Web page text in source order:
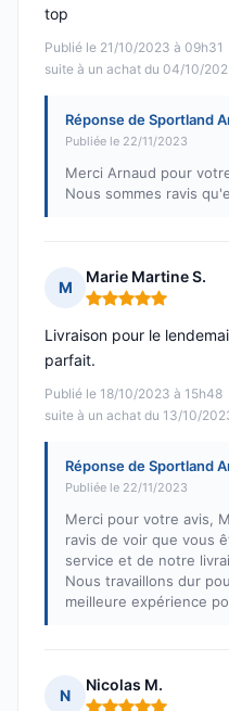
Publié le 21/10/2023 à 09h31
suite à un achat du 04/10/
top
Réponse de Sportland
Publiée le 22/11/2023
Merci Arnaud pour
Nous sommes ravis
M
Marie Martine S.
Note : 5 sur 5
Publié le 18/10/2023 à 15h48
suite à un achat du 13/10/
Livraison pour le
parfait.
Réponse de Sportland
Publiée le 22/11/2023
Merci pour votre avis,
ravis de voir que vous
service et de notre
Nous travaillons dur
meilleure expérience
N
Nicolas M.